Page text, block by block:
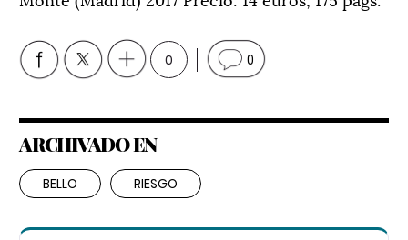
0 0
ARCHIVADO EN
BELLO RIESGO